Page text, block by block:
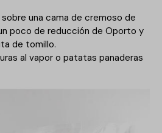
una cama de cremoso de
poco de reducción de Oporto y
de tomillo.
al vapor o patatas panaderas